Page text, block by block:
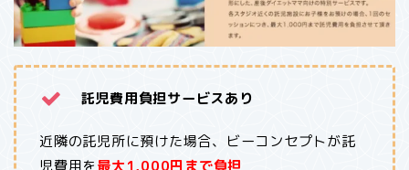
託児費用負担サービスあり
近隣の託児所に預けた場合、ビーコンセプトが託
児費用を最大1,000円まで負担